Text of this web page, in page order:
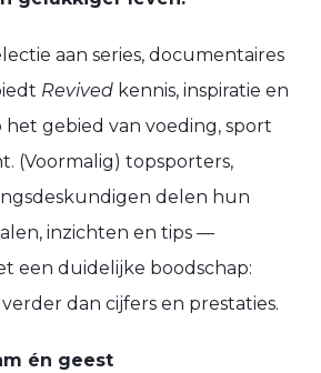
aan series, documentaires
Revived kennis, inspiratie en
gebied van voeding, sport
(Voormalig) topsporters,
delen hun
inzichten en tips —
een duidelijke boodschap:
dan cijfers en prestaties.
én geest